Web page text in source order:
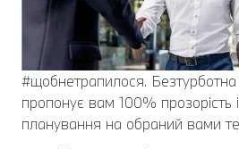
#щобнетрапилося.
пропонує вам 100% прозорість і
планування на обраний вами